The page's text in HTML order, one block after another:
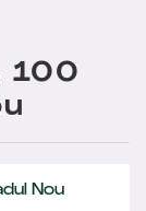
100
Nou